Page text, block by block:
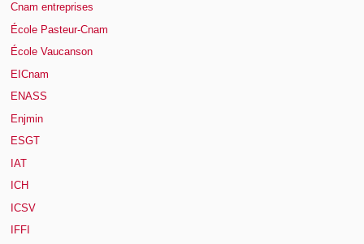
Cnam entreprises
École Pasteur-Cnam
École Vaucanson
EICnam
ENASS
Enjmin
ESGT
IAT
ICH
ICSV
IFFI